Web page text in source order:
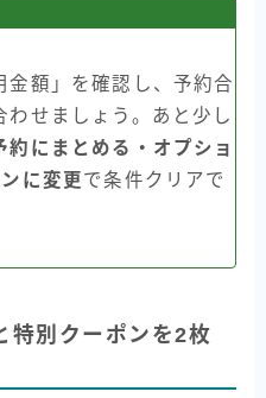
金額」を確認し、予約合
せましょう。あと少し
約にまとめる・オプショ
に変更で条件クリアで
特別クーポンを2枚